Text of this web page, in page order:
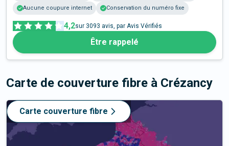
Aucune coupure internet
Conservation du numéro fixe
4,2sur 3093 avis, par Avis Vérifiés
Être rappelé
Carte de couverture fibre à Crézancy
Carte couverture fibre